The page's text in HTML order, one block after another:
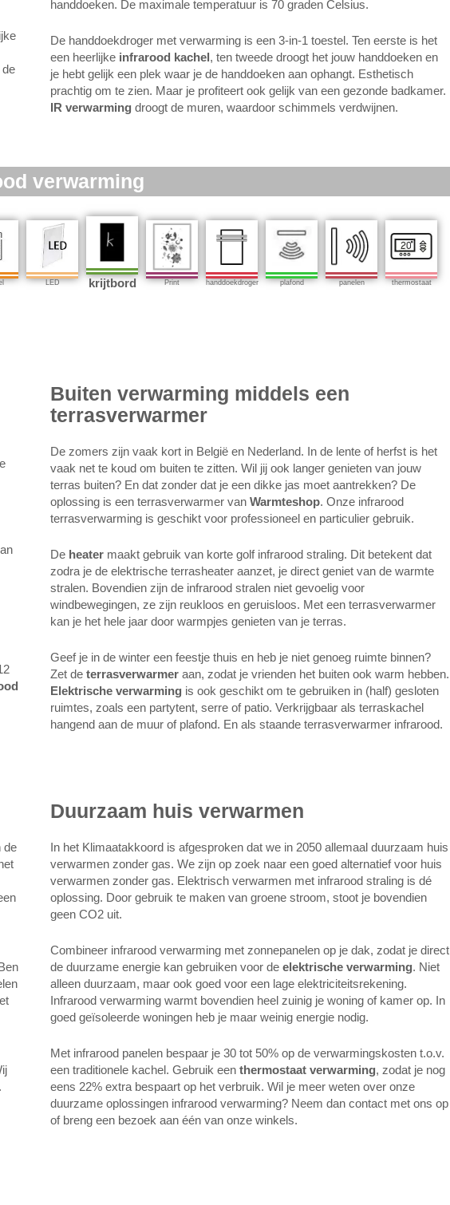
handdoeken. De maximale temperatuur is 70 graden Celsius.
De handdoekdroger met verwarming is een 3-in-1 toestel. Ten eerste is het
een heerlijke infrarood kachel, ten tweede droogt het jouw handdoeken en
je hebt gelijk een plek waar je de handdoeken aan ophangt. Esthetisch
prachtig om te zien. Maar je profiteert ook gelijk van een gezonde badkamer.
IR verwarming droogt de muren, waardoor schimmels verdwijnen.
verwarming
LED krijtbord Print handdoekdroger plafond panelen thermostaat
Buiten verwarming middels een
terrasverwarmer
De zomers zijn vaak kort in België en Nederland. In de lente of herfst is het
vaak net te koud om buiten te zitten. Wil jij ook langer genieten van jouw
terras buiten? En dat zonder dat je een dikke jas moet aantrekken? De
oplossing is een terrasverwarmer van Warmteshop. Onze infrarood
terrasverwarming is geschikt voor professioneel en particulier gebruik.
De heater maakt gebruik van korte golf infrarood straling. Dit betekent dat
zodra je de elektrische terrasheater aanzet, je direct geniet van de warmte
stralen. Bovendien zijn de infrarood stralen niet gevoelig voor
windbewegingen, ze zijn reukloos en geruisloos. Met een terrasverwarmer
kan je het hele jaar door warmpjes genieten van je terras.
Geef je in de winter een feestje thuis en heb je niet genoeg ruimte binnen?
Zet de terrasverwarmer aan, zodat je vrienden het buiten ook warm hebben.
Elektrische verwarming is ook geschikt om te gebruiken in (half) gesloten
ruimtes, zoals een partytent, serre of patio. Verkrijgbaar als terraskachel
hangend aan de muur of plafond. En als staande terrasverwarmer infrarood.
de
Duurzaam huis verwarmen
In het Klimaatakkoord is afgesproken dat we in 2050 allemaal duurzaam huis
verwarmen zonder gas. We zijn op zoek naar een goed alternatief voor huis
verwarmen zonder gas. Elektrisch verwarmen met infrarood straling is dé
oplossing. Door gebruik te maken van groene stroom, stoot je bovendien
geen CO2 uit.
Combineer infrarood verwarming met zonnepanelen op je dak, zodat je direct
de duurzame energie kan gebruiken voor de elektrische verwarming. Niet
alleen duurzaam, maar ook goed voor een lage elektriciteitsrekening.
Infrarood verwarming warmt bovendien heel zuinig je woning of kamer op. In
goed geïsoleerde woningen heb je maar weinig energie nodig.
Met infrarood panelen bespaar je 30 tot 50% op de verwarmingskosten t.o.v.
een traditionele kachel. Gebruik een thermostaat verwarming, zodat je nog
eens 22% extra bespaart op het verbruik. Wil je meer weten over onze
duurzame oplossingen infrarood verwarming? Neem dan contact met ons op
of breng een bezoek aan één van onze winkels.